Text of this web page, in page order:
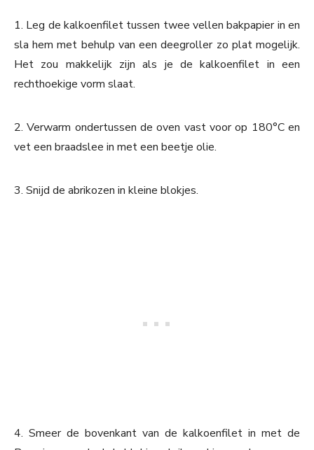
1. Leg de kalkoenfilet tussen twee vellen bakpapier in en
sla hem met behulp van een deegroller zo plat mogelijk.
Het zou makkelijk zijn als je de kalkoenfilet in een
rechthoekige vorm slaat.
2. Verwarm ondertussen de oven vast voor op 180°C en
vet een braadslee in met een beetje olie.
3. Snijd de abrikozen in kleine blokjes.
4. Smeer de bovenkant van de kalkoenfilet in met de